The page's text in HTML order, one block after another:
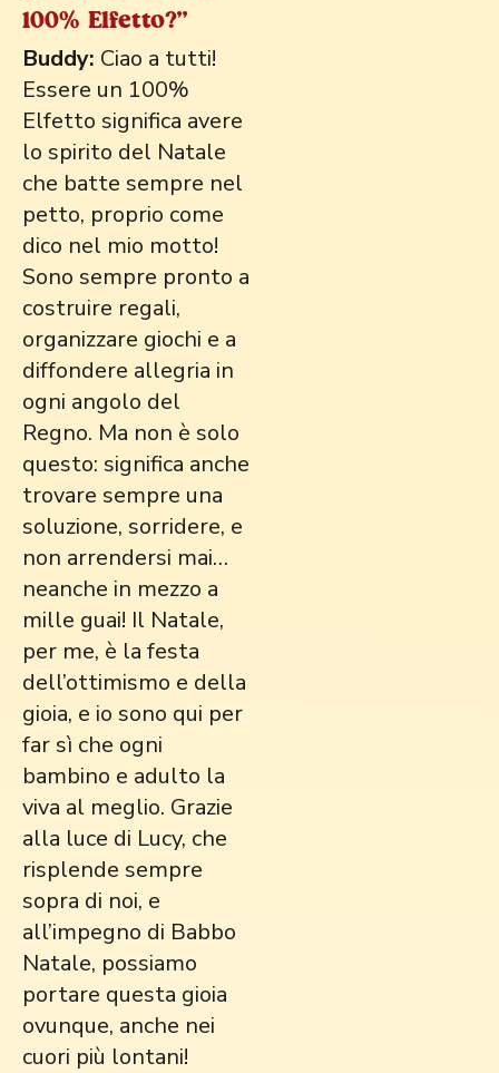
100% Elfetto?"
Buddy: Ciao a tutti!
Essere un 100%
Elfetto significa avere
lo spirito del Natale
che batte sempre nel
petto, proprio come
dico nel mio motto!
Sono sempre pronto a
costruire regali,
organizzare giochi e a
diffondere allegria in
ogni angolo del
Regno. Ma non è solo
questo: significa anche
trovare sempre una
soluzione, sorridere, e
non arrendersi mai…
neanche in mezzo a
mille guai! Il Natale,
per me, è la festa
dell’ottimismo e della
gioia, e io sono qui per
far sì che ogni
bambino e adulto la
viva al meglio. Grazie
alla luce di Lucy, che
risplende sempre
sopra di noi, e
all’impegno di Babbo
Natale, possiamo
portare questa gioia
ovunque, anche nei
cuori più lontani!